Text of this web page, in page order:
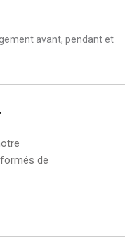
avant, pendant et
de